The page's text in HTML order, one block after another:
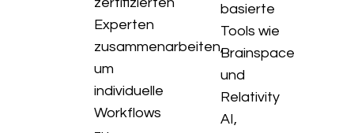
Experten
zusammenarbeiten,
um
individuelle
Workflows
basierte
Tools wie
Brainspace
und
Relativity
AI,